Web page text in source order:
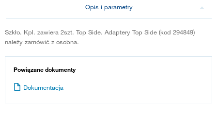
Opis i parametry
Szkło. Kpl. zawiera 2szt. Top Side. Adaptery Top Side (kod 294849)
należy zamówić z osobna.
Powiązane dokumenty
Dokumentacja